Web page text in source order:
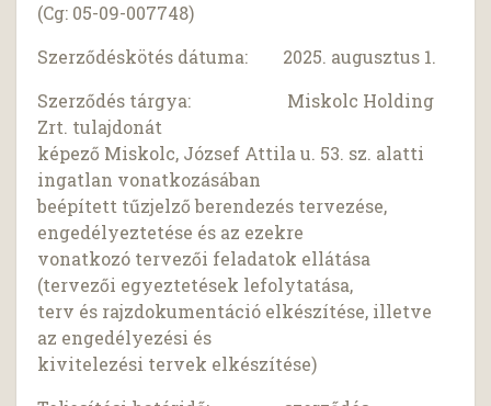
(Cg: 05-09-007748)
Szerződéskötés dátuma: 2025. augusztus 1.
Szerződés tárgya: Miskolc Holding
Zrt. tulajdonát
képező Miskolc, József Attila u. 53. sz. alatti
ingatlan vonatkozásában
beépített tűzjelző berendezés tervezése,
engedélyeztetése és az ezekre
vonatkozó tervezői feladatok ellátása
(tervezői egyeztetések lefolytatása,
terv és rajzdokumentáció elkészítése, illetve
az engedélyezési és
kivitelezési tervek elkészítése)